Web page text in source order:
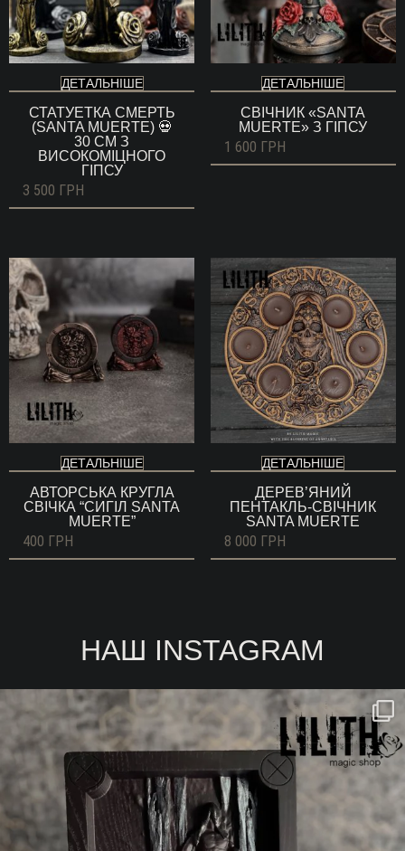
ДЕТАЛЬНІШЕ
СТАТУЕТКА СМЕРТЬ
(SANTA MUERTE) 💀
30 СМ З
ВИСОКОМІЦНОГО
ГІПСУ
3 500 ГРН
ДЕТАЛЬНІШЕ
СВІЧНИК «SANTA
MUERTE» З ГІПСУ
1 600 ГРН
ДЕТАЛЬНІШЕ
АВТОРСЬКА КРУГЛА
СВІЧКА “СИГІЛ SANTA
MUERTE”
400 ГРН
ДЕТАЛЬНІШЕ
ДЕРЕВ’ЯНИЙ
ПЕНТАКЛЬ-СВІЧНИК
SANTA MUERTE
8 000 ГРН
НАШ INSTAGRAM